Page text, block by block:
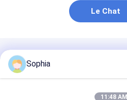
Le Chat
Produits Recommandés
Sophia
11:48 AM